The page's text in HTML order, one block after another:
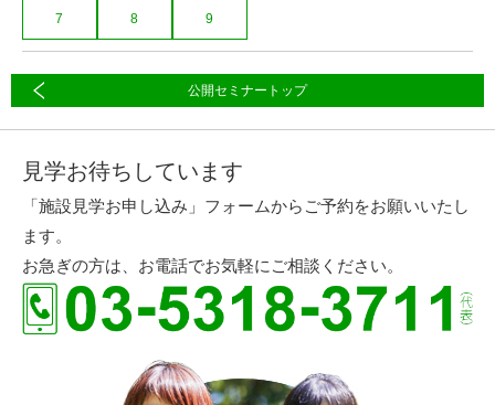
7 8 9
公開セミナートップ
見学お待ちしています
「施設見学お申し込み」フォームからご予約をお願いいたし
ます。
お急ぎの方は、お電話でお気軽にご相談ください。